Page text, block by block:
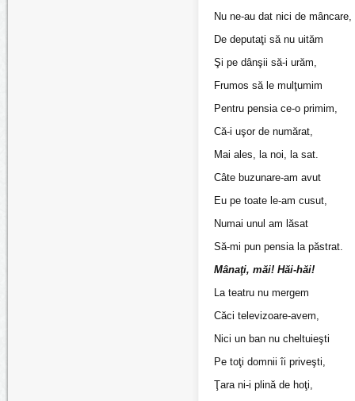
Nu ne-au dat nici de mâncare,
De deputaţi să nu uităm
Şi pe dânşii să-i urăm,
Frumos să le mulţumim
Pentru pensia ce-o primim,
Că-i uşor de numărat,
Mai ales, la noi, la sat.
Câte buzunare-am avut
Eu pe toate le-am cusut,
Numai unul am lăsat
Să-mi pun pensia la păstrat.
Mânaţi, măi! Hăi-hăi!
La teatru nu mergem
Căci televizoare-avem,
Nici un ban nu cheltuieşti
Pe toţi domnii îi priveşti,
Ţara ni-i plină de hoţi,